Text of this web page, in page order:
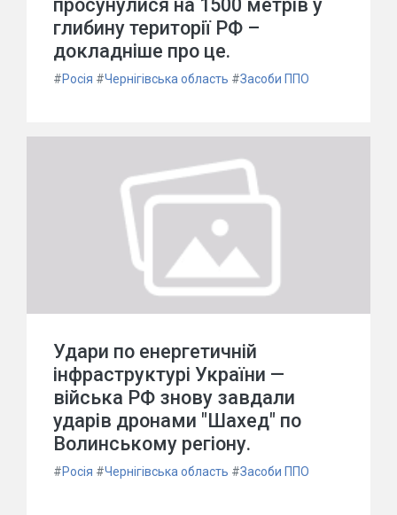
просунулися на 1500 метрів у
глибину території РФ –
докладніше про це.
#Росія #Чернігівська область #Засоби ППО
Удари по енергетичній
інфраструктурі України —
війська РФ знову завдали
ударів дронами "Шахед" по
Волинському регіону.
#Росія #Чернігівська область #Засоби ППО